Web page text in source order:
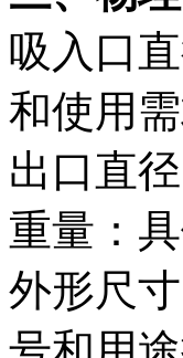
吸入口
和使用
出口直
重量：
外形尺